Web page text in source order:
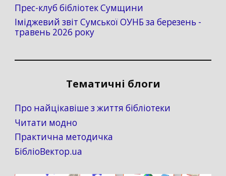
Прес-клуб бібліотек Сумщини
Іміджевий звіт Сумської ОУНБ за березень -
травень 2026 року
Тематичні блоги
Про найцікавіше з життя бібліотеки
Читати модно
Практична методичка
БібліоВектор.ua